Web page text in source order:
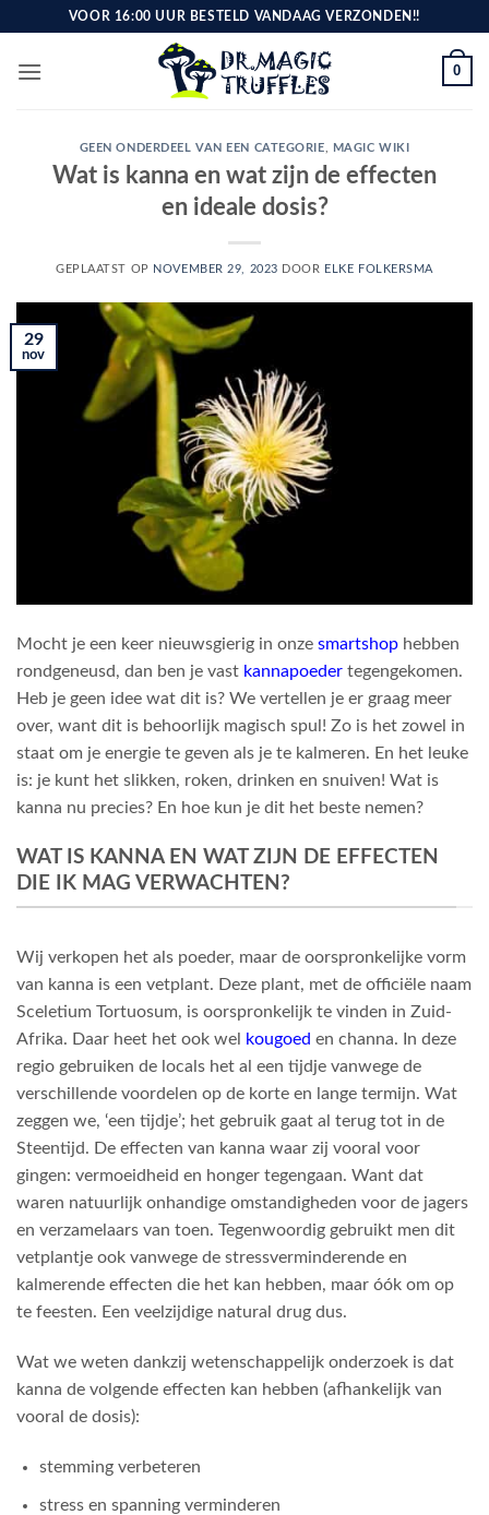
inhoud
VOOR 16:00 UUR BESTELD VANDAAG VERZONDEN!!
0
GEEN ONDERDEEL VAN EEN CATEGORIE MAGIC WIKI
Wat is kanna en wat zijn de effecten
en ideale dosis?
GEPLAATST OP NOVEMBER 29, 2023 DOOR ELKE FOLKERSMA
29
nov
Mocht je een keer nieuwsgierig in onze smartshop hebben
rondgeneusd, dan ben je vast kannapoeder tegengekomen.
Heb je geen idee wat dit is? We vertellen je er graag meer
over, want dit is behoorlijk magisch spul! Zo is het zowel in
staat om je energie te geven als je te kalmeren. En het leuke
is: je kunt het slikken, roken, drinken en snuiven! Wat is
kanna nu precies? En hoe kun je dit het beste nemen?
WAT IS KANNA EN WAT ZIJN DE EFFECTEN
DIE IK MAG VERWACHTEN?
Wij verkopen het als poeder, maar de oorspronkelijke vorm
van kanna is een vetplant. Deze plant, met de officiële naam
Sceletium Tortuosum, is oorspronkelijk te vinden in Zuid-
Afrika. Daar heet het ook wel
kougoed en channa. In deze
regio gebruiken de locals het al een tijdje vanwege de
verschillende voordelen op de korte en lange termijn. Wat
zeggen we, ‘een tijdje’; het gebruik gaat al terug tot in de
Steentijd. De effecten van kanna waar zij vooral voor
gingen: vermoeidheid en honger tegengaan. Want dat
waren natuurlijk onhandige omstandigheden voor de jagers
en verzamelaars van toen. Tegenwoordig gebruikt men dit
vetplantje ook vanwege de stressverminderende en
kalmerende effecten die het kan hebben, maar óók om op
te feesten. Een veelzijdige natural drug dus.
Wat we weten dankzij wetenschappelijk onderzoek is dat
kanna de volgende effecten kan hebben (afhankelijk van
vooral de dosis):
stemming verbeteren
stress en spanning verminderen